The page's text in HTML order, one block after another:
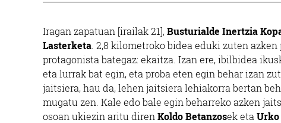
Iragan zapatuan [irailak 21],Busturialde Inertzia
Lasterketa . 2,8 kilometroko bidea eduki zuten
protagonista bategaz: ekaitza. Izan ere, ibilbidea
eta lurrak bat egin, eta proba eten egin behar izan
jaitsiera, hau da, lehen jaitsiera lehiakorra bertan
mugatu zen. Kale edo bale egin beharreko azken
osoan ukiezin aritu diren Koldo Betanzosek eta Urko